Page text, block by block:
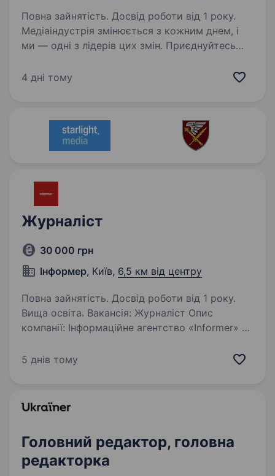
Повна зайнятість. Досвід роботи від 1 року.
Медіаіндустрія змінюється з кожним днем, і
ми — одні з лідерів цих змін. Приєднуйтесь
стандарти галузі й творять майбутнє медіа
4 дні тому
Журналіст
30 000 грн
Інформер, Київ, 6,5 км від центру
Повна зайнятість. Досвід роботи від 1 року.
Вища освіта. Вакансія: Журналіст Опис
компанії: Інформаційне агентство «Informer» —
та достовірну інформацію про новини та події
5 днів тому
Головний редактор, головна
редакторка